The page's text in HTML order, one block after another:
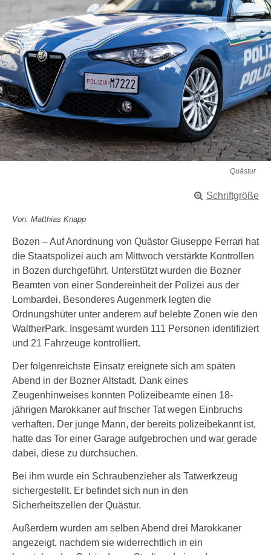
Quästur
Schriftgröße
Von: Matthias Knapp
Bozen – Auf Anordnung von Quästor Giuseppe Ferrari hat
die Staatspolizei auch am Mittwoch verstärkte Kontrollen
in Bozen durchgeführt. Unterstützt wurden die Bozner
Beamten von einer Sondereinheit der Polizei aus der
Lombardei. Besonderes Augenmerk legten die
Ordnungshüter unter anderem auf belebte Zonen wie den
WaltherPark. Insgesamt wurden 111 Personen identifiziert
und 21 Fahrzeuge kontrolliert.
Der folgenreichste Einsatz ereignete sich am späten
Abend in der Bozner Altstadt. Dank eines
Zeugenhinweises konnten Polizeibeamte einen 18-
jährigen Marokkaner auf frischer Tat wegen Einbruchs
verhaften. Der junge Mann, der bereits polizeibekannt ist,
hatte das Tor einer Garage aufgebrochen und war gerade
dabei, diese zu durchsuchen.
Bei ihm wurde ein Schraubenzieher als Tatwerkzeug
sichergestellt. Er befindet sich nun in den
Sicherheitszellen der Quästur.
Außerdem wurden am selben Abend drei Marokkaner
angezeigt, nachdem sie widerrechtlich in ein